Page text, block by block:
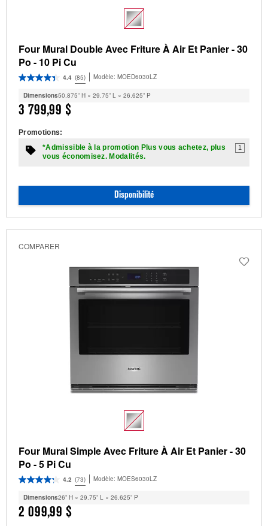
Four Mural Double Avec Friture À Air Et Panier - 30
Po - 10 Pi Cu
4.4 (85) Modèle: MOED6030LZ
Dimensions50.875” H × 29.75” L × 26.625” P
3 799,99 $
Promotions:
*Admissible à la promotion Plus vous achetez, plus
vous économisez. Modalités.
1
Disponibilité
COMPARER
Four Mural Simple Avec Friture À Air Et Panier - 30
Po - 5 Pi Cu
4.2 (73) Modèle: MOES6030LZ
Dimensions26” H × 29.75” L × 26.625” P
2 099,99 $